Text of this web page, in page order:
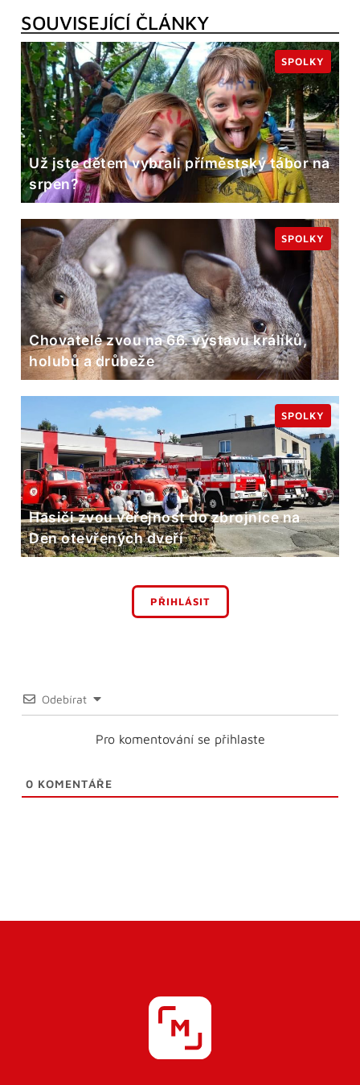
SOUVISEJÍCÍ ČLÁNKY
Už jste dětem vybrali příměstský tábor na
srpen?
SPOLKY
Chovatelé zvou na 66. výstavu králíků,
holubů a drůbeže
SPOLKY
Hasiči zvou veřejnost do zbrojnice na
Den otevřených dveří
SPOLKY
PŘIHLÁSIT
Odebírat
Pro komentování se přihlaste
0 KOMENTÁŘE